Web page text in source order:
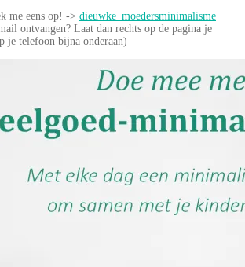
me eens op! -> dieuwke_moedersminimalisme
ontvangen? Laat dan rechts op de pagina je
je telefoon bijna onderaan)